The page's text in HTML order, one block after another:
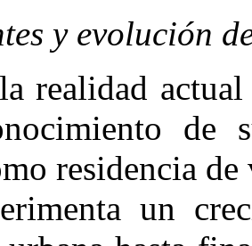
y evolución
realidad
de
residencia
un